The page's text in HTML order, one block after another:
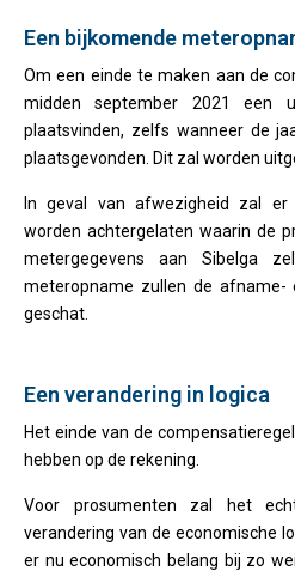
Een bijkomende
Om een einde te maken aan de
midden september 2021 een
plaatsvinden, zelfs wanneer de
plaatsgevonden. Dit zal worden
In geval van afwezigheid zal
worden achtergelaten waarin de
metergegevens aan Sibelga
meteropname zullen de afname-
geschat.
Een verandering in logica
Het einde van de
hebben op de rekening.
Voor prosumenten zal het
verandering van de economische
er nu economisch belang bij zo